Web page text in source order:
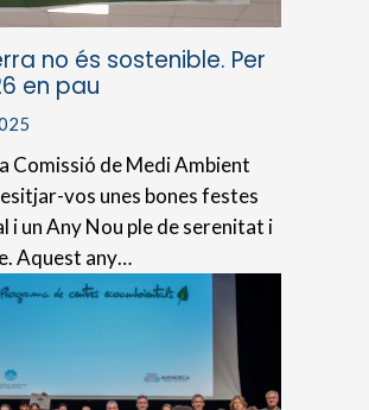
no és sostenible. Per
en pau
Comissió de Medi Ambient
vos unes bones festes
i un Any Nou ple de serenitat i
Aquest any…